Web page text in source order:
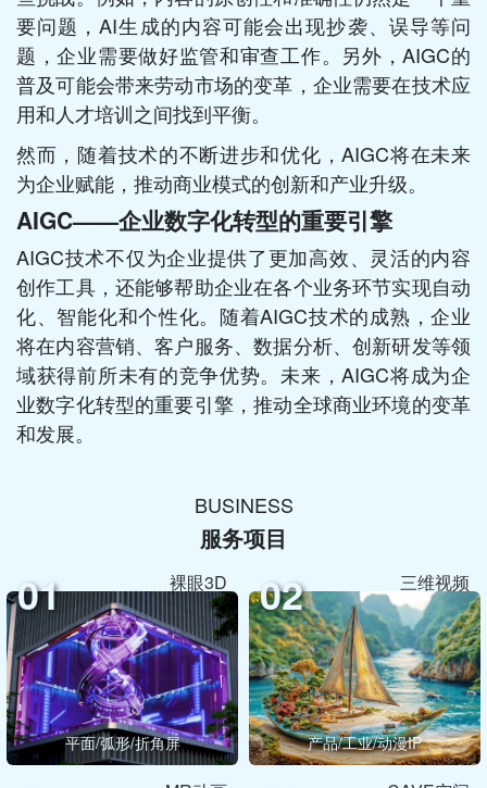
要问题，AI生成的内容可能会出现抄袭、误导等问
题，企业需要做好监管和审查工作。另外，AIGC的
普及可能会带来劳动市场的变革，企业需要在技术应
用和人才培训之间找到平衡。
然而，随着技术的不断进步和优化，AIGC将在未来
为企业赋能，推动商业模式的创新和产业升级。
AIGC——企业数字化转型的重要引擎
AIGC技术不仅为企业提供了更加高效、灵活的内容
创作工具，还能够帮助企业在各个业务环节实现自动
化、智能化和个性化。随着AIGC技术的成熟，企业
将在内容营销、客户服务、数据分析、创新研发等领
域获得前所未有的竞争优势。未来，AIGC将成为企
业数字化转型的重要引擎，推动全球商业环境的变革
和发展。
BUSINESS
服务项目
01 裸眼3D
平面/弧形/折角屏
02 三维视频
产品/工业/动漫IP